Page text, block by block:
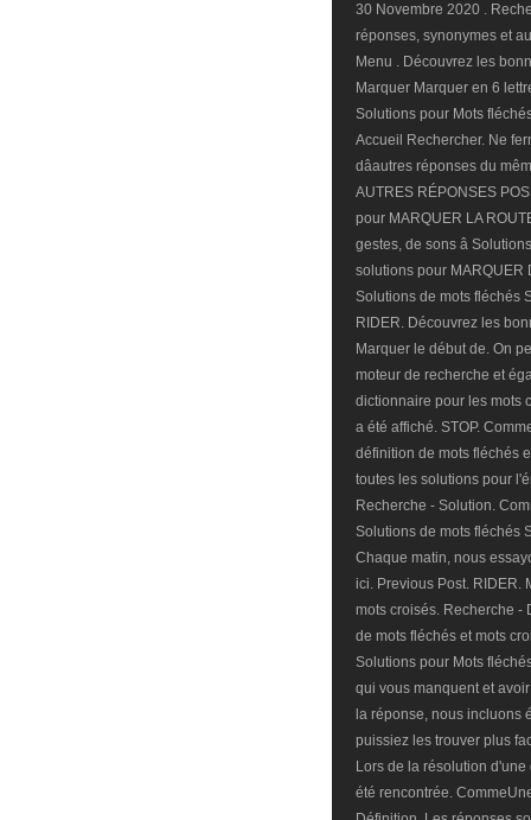
30 Novembre 2020 .
réponses, synonymes et
Menu . Découvrez les
Marquer Marquer en 6
Solutions pour Mots
Accueil Rechercher. Ne
dâautres réponses du
AUTRES RÉPONSES
pour MARQUER LA
gestes, de sons â
solutions pour MARQUER
Solutions de mots fléchés
RIDER. Découvrez les
Marquer le début de. On
moteur de recherche et
dictionnaire pour les mots
a été affiché. STOP.
définition de mots fléchés
toutes les solutions pour
Recherche - Solution.
Solutions de mots fléchés
Chaque matin, nous
ici. Previous Post. RIDER.
mots croisés. Recherche -
de mots fléchés et mots
Solutions pour Mots
qui vous manquent et
la réponse, nous incluons
puissiez les trouver plus
Lors de la résolution
été rencontrée.